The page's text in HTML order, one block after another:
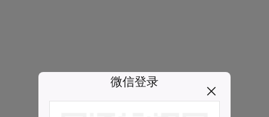
微信登录